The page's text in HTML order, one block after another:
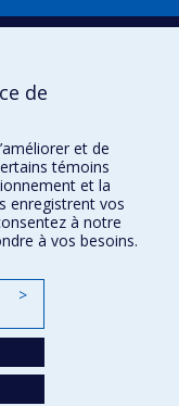
de
et de
témoins
et la
enregistrent vos
à notre
à vos besoins.
>